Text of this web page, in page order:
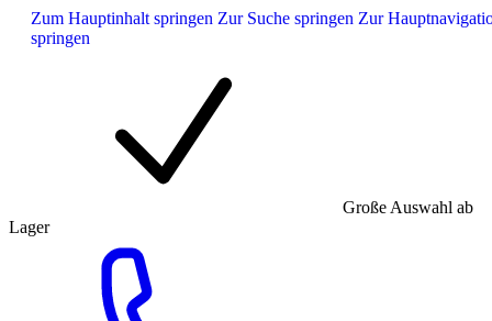
Zum Hauptinhalt springen Zur Suche springen Zur
springen
Große Auswahl ab
Lager